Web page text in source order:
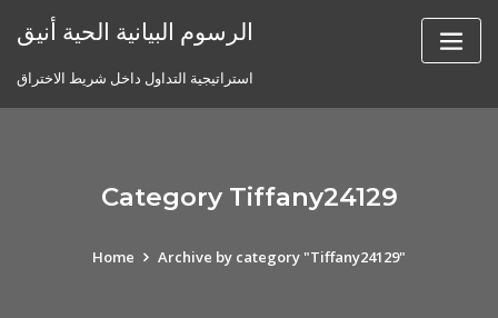
الرسوم البيانية الحية أنيق
استراتيجية التداول داخل شريط الاختراق
Category Tiffany24129
Home Archive by category "Tiffany24129"